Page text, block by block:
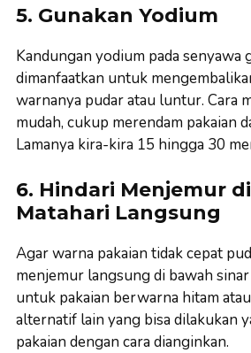
5. Gunakan Yodium
Kandungan yodium pada senyawa
dimanfaatkan untuk
warnanya pudar atau luntur. Cara
mudah, cukup merendam pakaian
Lamanya kira-kira 15 hingga 30
6. Hindari Menjemur
Matahari Langsung
Agar warna pakaian tidak cepat
menjemur langsung di bawah
untuk pakaian berwarna hitam
alternatif lain yang bisa dilakukan
pakaian dengan cara dianginkan.